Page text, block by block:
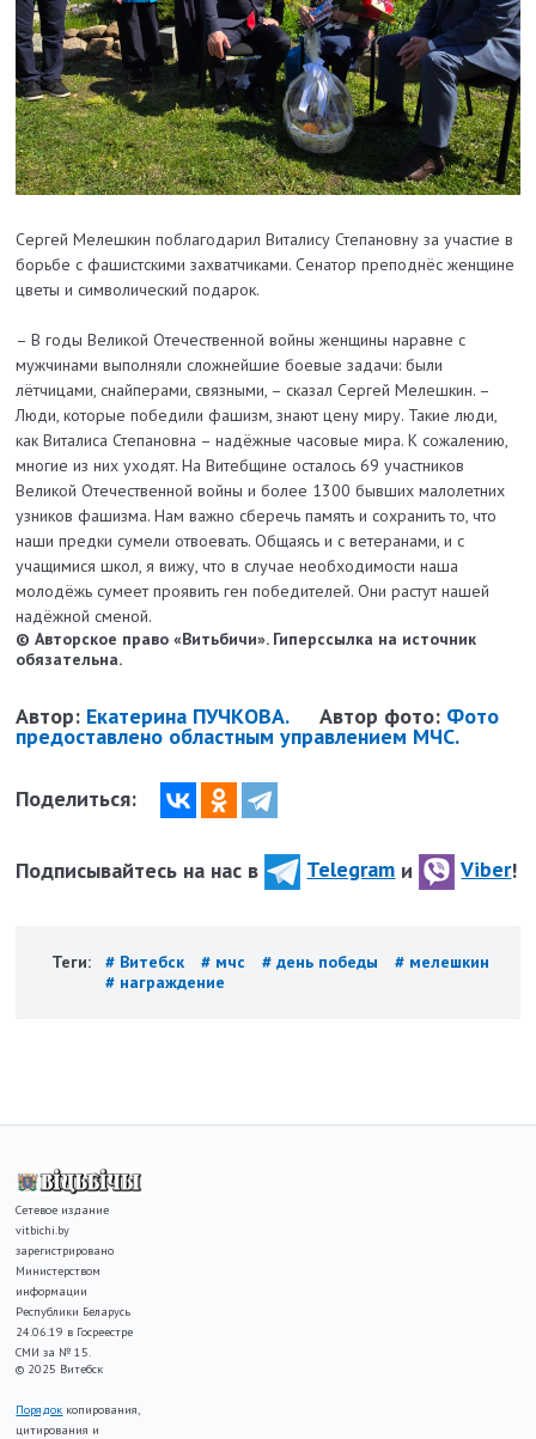
Сергей Мелешкин поблагодарил Виталису Степановну за участие в
борьбе с фашистскими захватчиками. Сенатор преподнёс женщине
цветы и символический подарок.
– В годы Великой Отечественной войны женщины наравне с
мужчинами выполняли сложнейшие боевые задачи: были
лётчицами, снайперами, связными, – сказал Сергей Мелешкин. –
Люди, которые победили фашизм, знают цену миру. Такие люди,
как Виталиса Степановна – надёжные часовые мира. К сожалению,
многие из них уходят. На Витебщине осталось 69 участников
Великой Отечественной войны и более 1300 бывших малолетних
узников фашизма. Нам важно сберечь память и сохранить то, что
наши предки сумели отвоевать. Общаясь и с ветеранами, и с
учащимися школ, я вижу, что в случае необходимости наша
молодёжь сумеет проявить ген победителей. Они растут нашей
надёжной сменой.
© Авторское право «Витьбичи». Гиперссылка на источник
обязательна.
Автор: Екатерина ПУЧКОВА. Автор фото: Фото
предоставлено областным управлением МЧС.
Поделиться:
Подписывайтесь на нас в Telegram и Viber!
Теги: # Витебск # мчс # день победы
# мелешкин
# награждение
Сетевое издание
vitbichi.by
зарегистрировано
Министерством
информации
Республики Беларусь
24.06.19 в Госреестре
СМИ за № 15.
© 2025 Витебск
Порядок копирования,
цитирования и